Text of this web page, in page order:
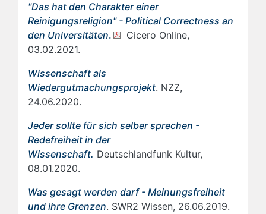
"Das hat den Charakter einer
Reinigungsreligion" - Political Correctness an
den Universitäten.
Cicero Online,
03.02.2021.
Wissenschaft als
Wiedergutmachungsprojekt. NZZ,
24.06.2020.
Jeder sollte für sich selber sprechen -
Redefreiheit in der
Wissenschaft. Deutschlandfunk Kultur,
08.01.2020.
Was gesagt werden darf - Meinungsfreiheit
und ihre Grenzen. SWR2 Wissen, 26.06.2019.